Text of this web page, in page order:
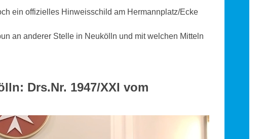
ein offizielles Hinweisschild am Hermannplatz/Ecke
an anderer Stelle in Neukölln und mit welchen Mitteln
Drs.Nr. 1947/XXI vom